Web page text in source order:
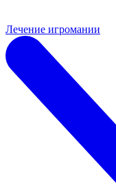
Лечение игромании